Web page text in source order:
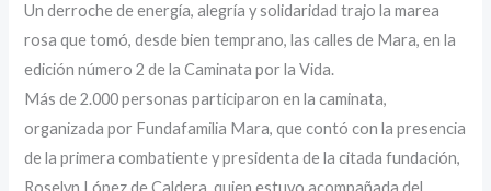
Un derroche de energía, alegría y solidaridad trajo la marea
rosa que tomó, desde bien temprano, las calles de Mara, en la
edición número 2 de la Caminata por la Vida.
Más de 2.000 personas participaron en la caminata,
organizada por Fundafamilia Mara, que contó con la presencia
de la primera combatiente y presidenta de la citada fundación,